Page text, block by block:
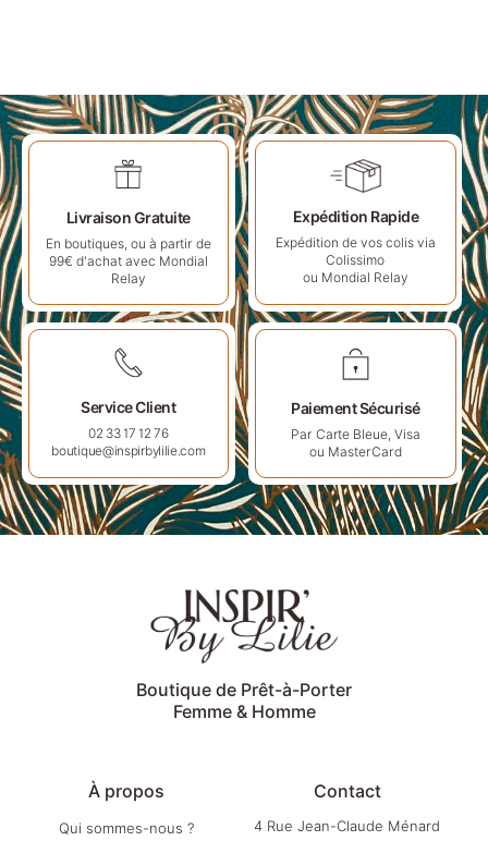
Livraison Gratuite
En boutiques, ou à partir de
99€ d'achat avec Mondial
Relay
Expédition Rapide
Expédition de vos colis via
Colissimo
ou Mondial Relay
Service Client
02 33 17 12 76
boutique@inspirbylilie.com
Paiement Sécurisé
Par Carte Bleue, Visa
ou MasterCard
Boutique de Prêt-à-Porter
Femme & Homme
À propos
Qui sommes-nous ?
Contact
4 Rue Jean-Claude Ménard